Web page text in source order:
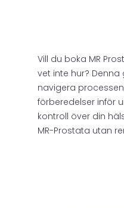
Vill du boka MR
vet inte hur?
navigera
förberedelser inför
kontroll över din
MR-Prostata utan